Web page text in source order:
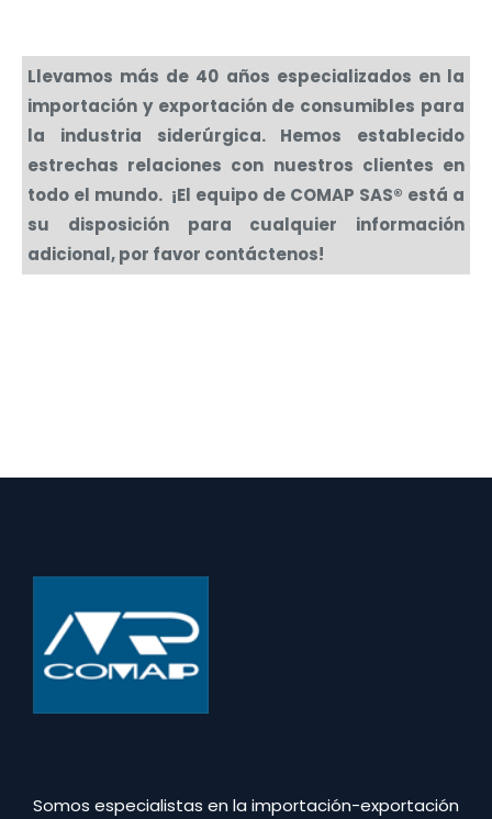
Llevamos más de 40 años especializados en la
importación y exportación de consumibles para
la industria siderúrgica. Hemos establecido
estrechas relaciones con nuestros clientes en
todo el mundo. ¡El equipo de COMAP SAS® está a
su disposición para cualquier información
adicional, por favor contáctenos!
Somos especialistas en la importación-exportación